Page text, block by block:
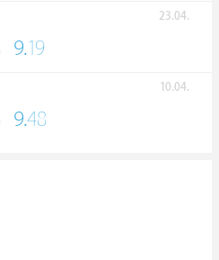
23.04.
9.19
10.04.
9.48